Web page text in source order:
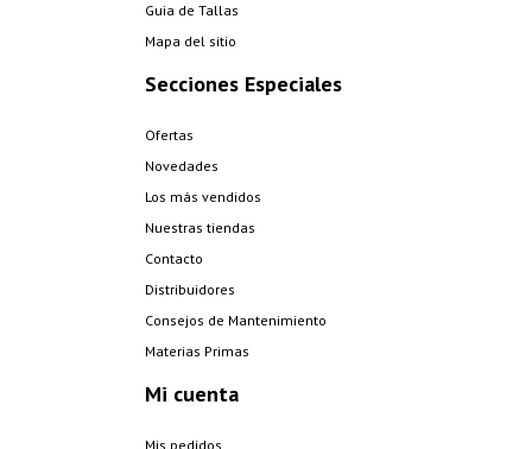
Guia de Tallas
Mapa del sitio
Secciones Especiales
Ofertas
Novedades
Los más vendidos
Nuestras tiendas
Contacto
Distribuidores
Consejos de Mantenimiento
Materias Primas
Mi cuenta
Mis pedidos